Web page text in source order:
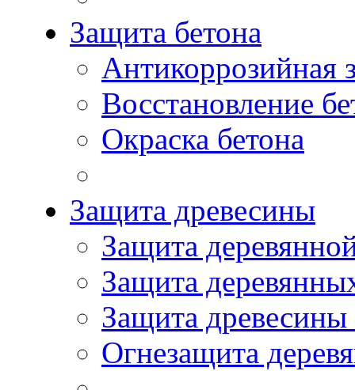
Защита бетона
Антикоррозийная
Восстановление
Окраска бетона
Защита древесины
Защита
Защита
Защита
Огнезащита